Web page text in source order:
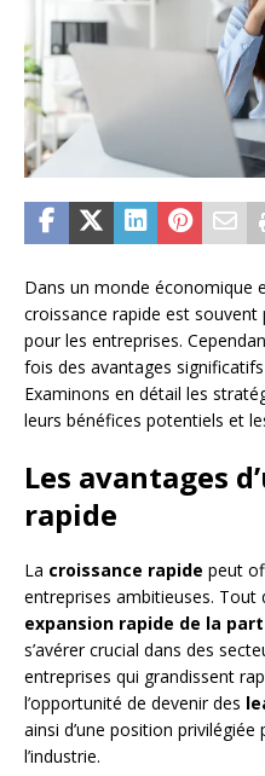
Dans un monde économique
croissance rapide est
pour les entreprises.
fois des avantages
Examinons en détail les
leurs bénéfices potentiels et
Les avantages
rapide
La croissance rapide peut
entreprises ambitieuses. Tout
expansion rapide de la
s’avérer crucial dans des
entreprises qui grandissent
l’opportunité de devenir des
ainsi d’une position
l’industrie.